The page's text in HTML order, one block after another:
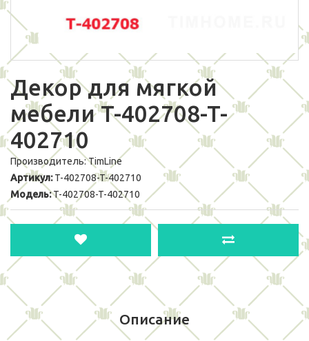
Декор для мягкой
мебели T-402708-T-
402710
Производитель:TimLine
Артикул: T-402708-T-402710
Модель:T-402708-T-402710
Описание